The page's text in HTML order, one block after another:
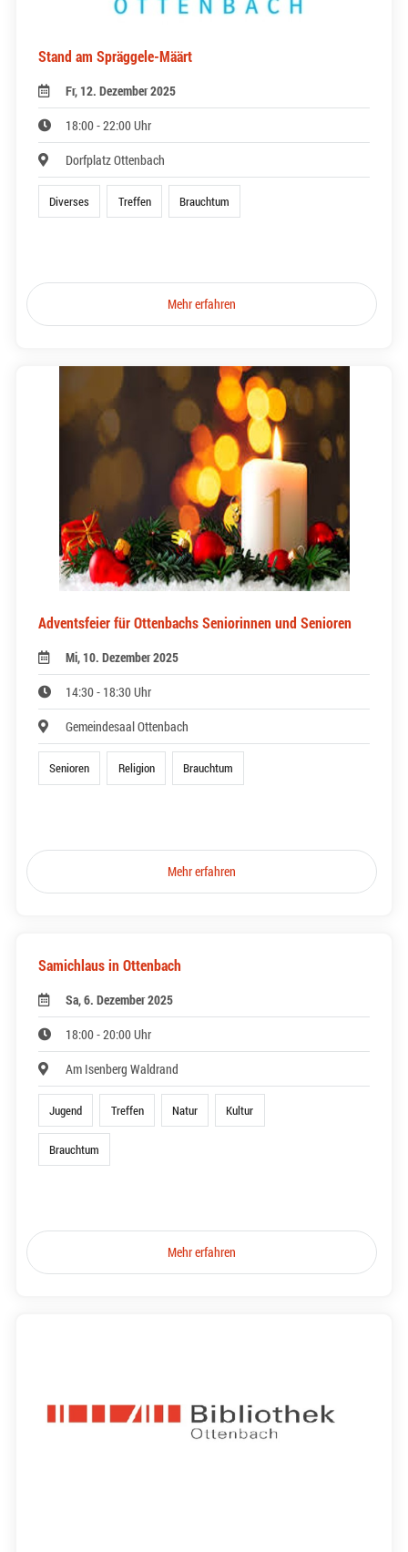
Stand am Spräggele-Määrt
Fr, 12. Dezember 2025
18:00 - 22:00 Uhr
Dorfplatz Ottenbach
Diverses Treffen Brauchtum
Mehr erfahren
Adventsfeier für Ottenbachs Seniorinnen und Senioren
Mi, 10. Dezember 2025
14:30 - 18:30 Uhr
Gemeindesaal Ottenbach
Senioren Religion Brauchtum
Mehr erfahren
Samichlaus in Ottenbach
Sa, 6. Dezember 2025
18:00 - 20:00 Uhr
Am Isenberg Waldrand
Jugend Treffen Natur Kultur
Brauchtum
Mehr erfahren